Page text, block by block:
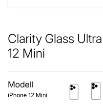
Clarity Glass
12 Mini
Modell
iPhone 12 Mini
iphone-